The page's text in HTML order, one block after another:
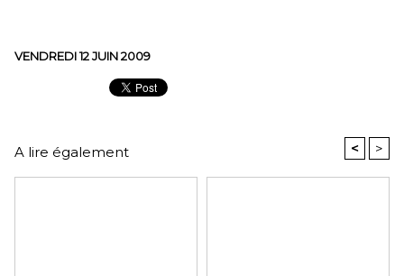
VENDREDI 12 JUIN 2009
A lire également < >